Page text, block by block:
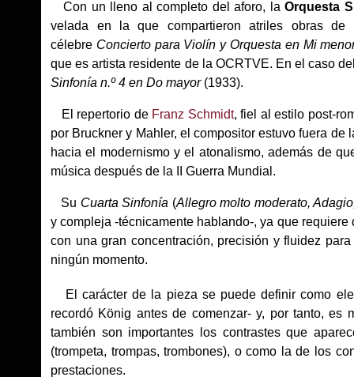
Con un lleno al completo del aforo, laOrquesta
velada en la que compartieron atriles obras
célebre Concierto para Violín y Orquesta en Mi
que es artista residente de la OCRTVE. En el caso
Sinfonía n.º 4 en Do mayor(1933).
El repertorio de Franz Schmidt, fiel al estilo post-
por Bruckner y Mahler, el compositor estuvo fuera
hacia el modernismo y el atonalismo, además de
música después de la II Guerra Mundial.
Su Cuarta Sinfonía (Allegro molto moderato,
y compleja -técnicamente hablando-, ya que
con una gran concentración, precisión y fluidez
ningún momento.
El carácter de la pieza se puede definir como
recordó König antes de comenzar- y, por tanto,
también son importantes los contrastes que
(trompeta, trompas, trombones), o como la de los
prestaciones.